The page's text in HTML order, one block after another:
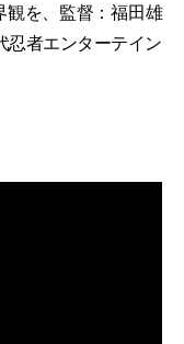
観を、監督：福田雄
忍者エンターテイン